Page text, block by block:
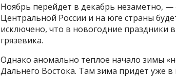
Ноябрь перейдет в декабрь незаметно,
Центральной России и на юге страны
исключено, что в новогодние праздники
грязевика.
Однако аномально теплое начало зимы
Дальнего Востока. Там зима придет уже в